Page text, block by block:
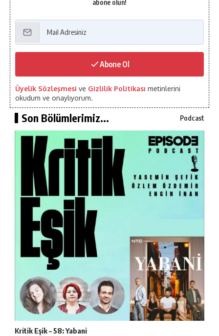
abone olun!
Abone Ol
Üyelik Sözleşmesi ve Gizlilik Politikası metinlerini
okudum ve onaylıyorum.
Son Bölümlerimiz... Podcast
Kritik Eşik – 58: Yabani